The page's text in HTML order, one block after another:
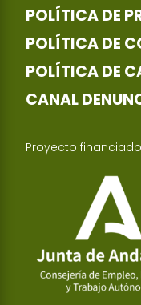
POLÍTICA DE
POLÍTICA DE
POLÍTICA DE
CANAL
Proyecto